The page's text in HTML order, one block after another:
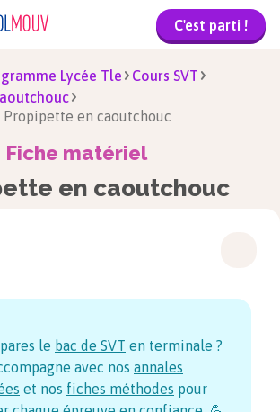
C'est parti !
Lycée Tle
Cours SVT
en caoutchouc
Fiche matériel
en caoutchouc
le bac de SVT en terminale ?
avec nos annales
et nos fiches méthodes pour